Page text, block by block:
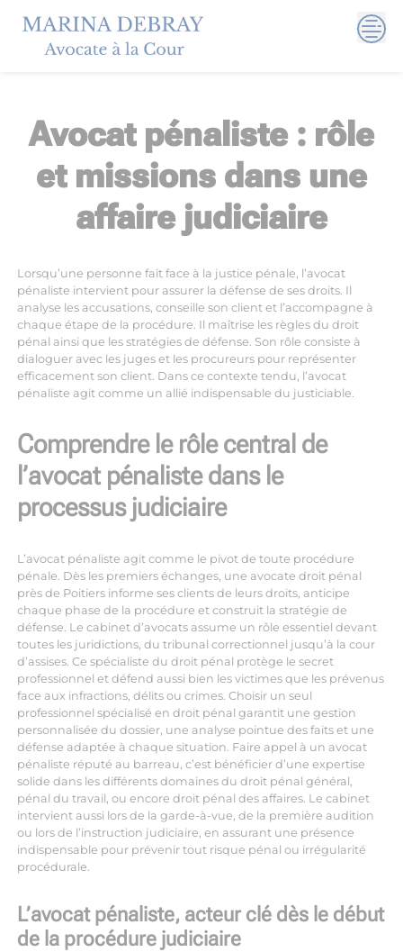
Avocat pénaliste : rôle
et missions dans une
affaire judiciaire
Lorsqu’une personne fait face à la justice pénale, l’avocat
pénaliste intervient pour assurer la défense de ses droits. Il
analyse les accusations, conseille son client et l’accompagne à
chaque étape de la procédure. Il maîtrise les règles du droit
pénal ainsi que les stratégies de défense. Son rôle consiste à
dialoguer avec les juges et les procureurs pour représenter
efficacement son client. Dans ce contexte tendu, l’avocat
pénaliste agit comme un allié indispensable du justiciable.
Comprendre le rôle central de
l’avocat pénaliste dans le
processus judiciaire
L’avocat pénaliste agit comme le pivot de toute procédure
pénale. Dès les premiers échanges, une avocate droit pénal
près de Poitiers informe ses clients de leurs droits, anticipe
chaque phase de la procédure et construit la stratégie de
défense. Le cabinet d’avocats assume un rôle essentiel devant
toutes les juridictions, du tribunal correctionnel jusqu’à la cour
d’assises. Ce spécialiste du droit pénal protège le secret
professionnel et défend aussi bien les victimes que les prévenus
face aux infractions, délits ou crimes. Choisir un seul
professionnel spécialisé en droit pénal garantit une gestion
personnalisée du dossier, une analyse pointue des faits et une
défense adaptée à chaque situation. Faire appel à un avocat
pénaliste réputé au barreau, c’est bénéficier d’une expertise
solide dans les différents domaines du droit pénal général,
pénal du travail, ou encore droit pénal des affaires. Le cabinet
intervient aussi lors de la garde-à-vue, de la première audition
ou lors de l’instruction judiciaire, en assurant une présence
indispensable pour prévenir tout risque pénal ou irrégularité
procédurale.
L’avocat pénaliste, acteur clé dès le début
de la procédure judiciaire